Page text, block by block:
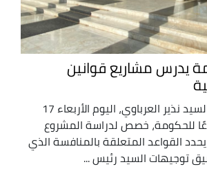
مشاريع قوانين
ترأس الوزير الأول، السيد نذير العرباوي، اليوم الأربعاء 17
اجتماعًا للحكومة، خصص لدراسة المشروع
القواعد المتعلقة بالمنافسة الذي
توجيهات السيد رئيس ...